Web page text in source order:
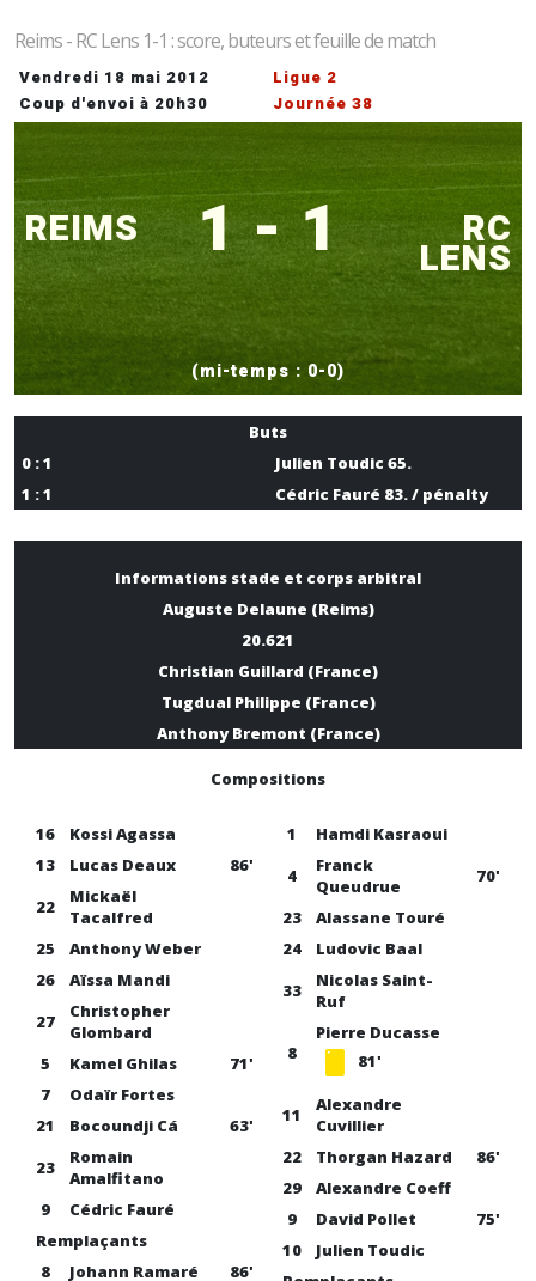
Reims - RC Lens 1-1 : score, buteurs et feuille de match
Vendredi 18 mai 2012
Coup d'envoi à 20h30
Ligue 2
Journée 38
REIMS 1 - 1 RC
LENS
(mi-temps : 0-0)
Buts
0 : 1
Julien Toudic 65.
1 : 1
Cédric Fauré 83. / pénalty
Informations stade et corps arbitral
Auguste Delaune (Reims)
20.621
Christian Guillard (France)
Tugdual Philippe (France)
Anthony Bremont (France)
Compositions
16
Kossi Agassa
13
Lucas Deaux
86'
22
Mickaël
Tacalfred
25
Anthony Weber
26
Aïssa Mandi
27
Christopher
Glombard
5
Kamel Ghilas
71'
7
Odaïr Fortes
21
Bocoundji Cá
63'
23
Romain
Amalfitano
9
Cédric Fauré
Remplaçants
8
Johann Ramaré 86'
1
Hamdi Kasraoui
4
Franck
Queudrue
70'
23
Alassane Touré
24
Ludovic Baal
33
Nicolas Saint-
Ruf
8
Pierre Ducasse
81'
11
Alexandre
Cuvillier
22
Thorgan Hazard
86'
29
Alexandre Coeff
9
David Pollet
75'
10
Julien Toudic